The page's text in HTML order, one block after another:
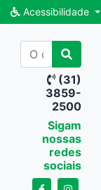
Acessibilidade
(31)
3859-
2500
Sigam
nossas
redes
sociais